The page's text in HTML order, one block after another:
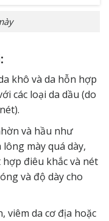
khô và da hỗn hợp
các loại da dầu (do
và hầu như
mày quá dày,
điêu khắc và nét
và độ dày cho
viêm da cơ địa hoặc